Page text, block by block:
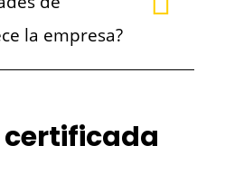
la empresa?